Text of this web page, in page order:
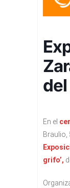
del
En el
Braulio,
grifo’,